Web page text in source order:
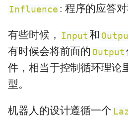
Influence : 程序的应答
有些时候， Input 和
有时候会将前面的 Output
件，相当于控制循环理论
型。
机器人的设计遵循一个